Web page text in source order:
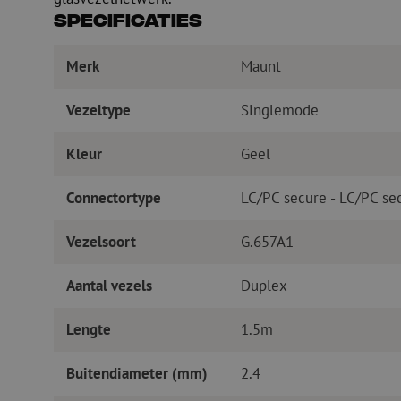
Specificaties
Merk Maunt
Vezeltype Singlemode
Kleur Geel
Connectortype LC/PC secure - LC/PC
Vezelsoort G.657A1
Aantal vezels Duplex
Lengte 1.5m
Buitendiameter (mm) 2.4